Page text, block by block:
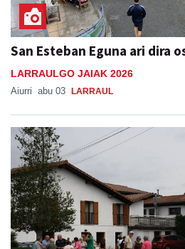
San Esteban Eguna ari dira
LARRAULGO JAIAK 2026
Aiurri abu 03 LARRAUL